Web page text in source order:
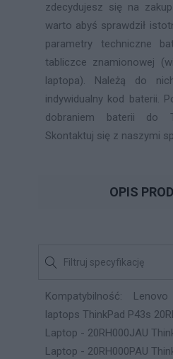
zdecydujesz się na
warto abyś sprawdził
parametry techniczne
tabliczce znamionowej
laptopa). Należą do
indywidualny kod baterii.
dobraniem baterii do
Skontaktuj się z naszymi
OPIS
Kompatybilność:
laptops ThinkPad P43s
Laptop - 20RH000JAU
Laptop - 20RH000PAU